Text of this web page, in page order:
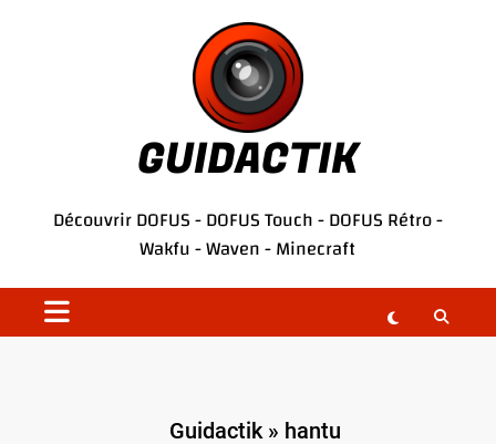
GUIDACTIK
DécouvrirDOFUS-DOFUS Touch-DOFUS Rétro-
Wakfu-Waven-Minecraft
Guidactik» hantu